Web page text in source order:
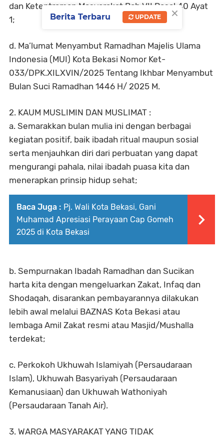
dan Ketentraman Masyarakat Bab VII Pasal 40 Ayat
1;
d. Ma’lumat Menyambut Ramadhan Majelis Ulama
Indonesia (MUI) Kota Bekasi Nomor Ket-
033/DPK.XILXVIN/2025 Tentang Ikhbar Menyambut
Bulan Suci Ramadhan 1446 H/ 2025 M.
2. KAUM MUSLIMIN DAN MUSLIMAT :
a. Semarakkan bulan mulia ini dengan berbagai
kegiatan positif, baik ibadah ritual maupun sosial
serta menjauhkan diri dari perbuatan yang dapat
mengurangi pahala, nilai ibadah puasa kita dan
menerapkan prinsip hidup sehat;
Baca Juga : Pj. Wali Kota Bekasi, Gani
Muhamad Apresiasi Perayaan Cap Gomeh
2025 di Kota Bekasi
b. Sempurnakan Ibadah Ramadhan dan Sucikan
harta kita dengan mengeluarkan Zakat, Infaq dan
Shodaqah, disarankan pembayarannya dilakukan
lebih awal melalui BAZNAS Kota Bekasi atau
lembaga Amil Zakat resmi atau Masjid/Mushalla
terdekat;
c. Perkokoh Ukhuwah Islamiyah (Persaudaraan
Islam), Ukhuwah Basyariyah (Persaudaraan
Kemanusiaan) dan Ukhuwah Wathoniyah
(Persaudaraan Tanah Air).
3. WARGA MASYARAKAT YANG TIDAK
×
Berita Terbaru UPDATE